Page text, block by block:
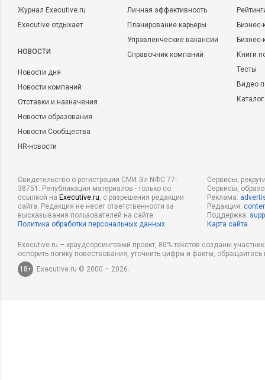
Журнал Executive.ru
Executive отдыхает
НОВОСТИ
Новости дня
Новости компаний
Отставки и назначения
Новости образования
Новости Сообщества
HR-новости
Личная эффективность
Планирование карьеры
Управленческие вакансии
Справочник компаний
Бизнес-
Книги
Тесты
Видео
Свидетельство о регистрации СМИ Эл NФС 77-
38751. Републикация материалов - только со
ссылкой на Executive.ru, с разрешения редакции
сайта. Редакция не несет ответственности за
высказывания пользователей на сайте.
Политика обработки персональных данных
Сервисы,
Сервисы,
Реклама:
Редакция:
Поддержка:
Карта сайта
Executive.ru – краудсорсинговый проект, 80% текстов созданы
оспорить логику повествования, уточнить цифры и факты,
18+
Executive.ru © 2000 – 2026.